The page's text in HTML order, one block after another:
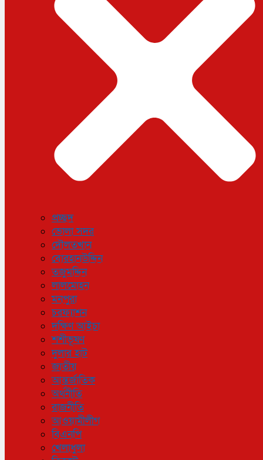
লাইফস্টাইল
সোশ্যাল মিডিয়া
বিজ্ঞান ও প্রযুক্তি
বিশেষ প্রতিবেদন
শেয়ার বাজার
বিচিত্র সংবাদ
সাক্ষাৎকার
সড়ক দুর্ঘটনা
অপরাধ
প্রচ্ছদ
ভোলা সদর
দৌলতখান
বোরহানউদ্দিন
তজুমদ্দিন
লালমোহন
মনপুরা
চরফ্যাশন
দক্ষিণ আইচা
শশীভূষণ
দুলার হাট
জাতীয়
আন্তর্জাতিক
অর্থনীতি
রাজনীতি
আওয়ামীলীগ
বিএনপি
খেলাধুলা